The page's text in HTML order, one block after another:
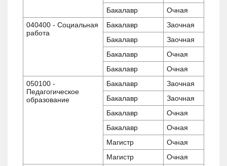
Бакалавр
Очная
040400 - Социальная
работа
Бакалавр
Заочная
Бакалавр
Заочная
Бакалавр
Очная
Бакалавр
Очная
050100 -
Педагогическое
образование
Бакалавр
Заочная
Бакалавр
Заочная
Бакалавр
Очная
Бакалавр
Очная
Магистр
Очная
Магистр
Очная